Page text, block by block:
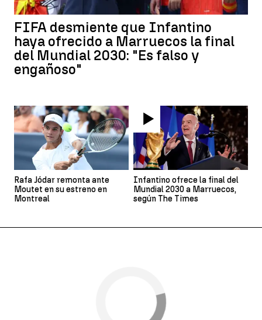
FIFA desmiente que Infantino
haya ofrecido a Marruecos la final
del Mundial 2030: "Es falso y
engañoso"
Rafa Jódar remonta ante
Moutet en su estreno en
Montreal
Infantino ofrece la final del
Mundial 2030 a Marruecos,
según The Times